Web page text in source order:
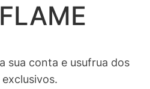
sua conta e usufrua dos